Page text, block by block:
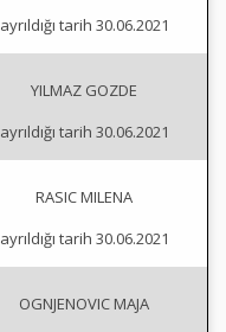
ayrıldığı tarih 30.06.2021
YILMAZ GOZDE
ayrıldığı tarih 30.06.2021
RASIC MILENA
ayrıldığı tarih 30.06.2021
OGNJENOVIC MAJA